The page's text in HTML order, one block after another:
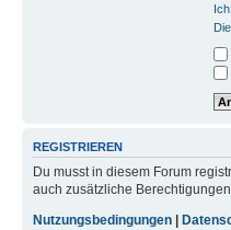
REGISTRIEREN
Du musst in diesem Forum
auch zusätzliche
Nutzungsbedingungen